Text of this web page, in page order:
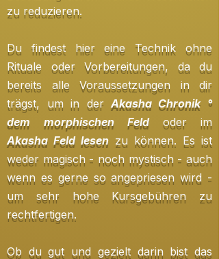
zu reduzieren.
Du findest hier eine Technik ohne
Rituale oder Vorbereitungen, da du
bereits alle Voraussetzungen in dir
trägst, um in der Akasha Chronik °
dem morphischen Feld oder im
Akasha Feld lesen zu können. Es ist
weder magisch - noch mystisch - auch
wenn es gerne so angepriesen wird -
um sehr hohe Kursgebühren zu
rechtfertigen.
Ob du gut und gezielt darin bist das